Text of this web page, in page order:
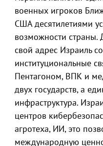
военных игроков
США десятилетиями
возможности страны.
свой адрес Израиль
институциональные
Пентагоном, ВПК и
двух государств, а
инфраструктура.
центров
агротеха, ИИ, это
международную